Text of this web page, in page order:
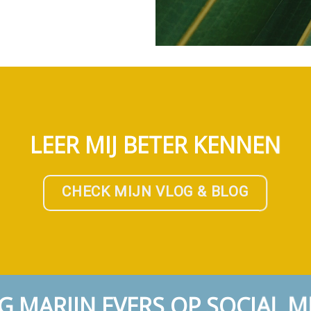
LEER MIJ BETER KENNEN
CHECK MIJN VLOG & BLOG